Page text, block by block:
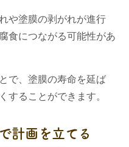
や塗膜の剥がれが進行
食につながる可能性があ
で、塗膜の寿命を延ば
することができます。
計画を立てる